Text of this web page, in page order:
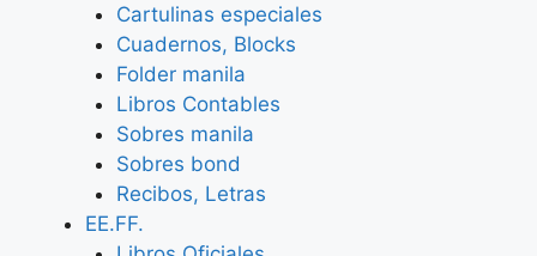
Cartulinas especiales
Cuadernos, Blocks
Folder manila
Libros Contables
Sobres manila
Sobres bond
Recibos, Letras
EE.FF.